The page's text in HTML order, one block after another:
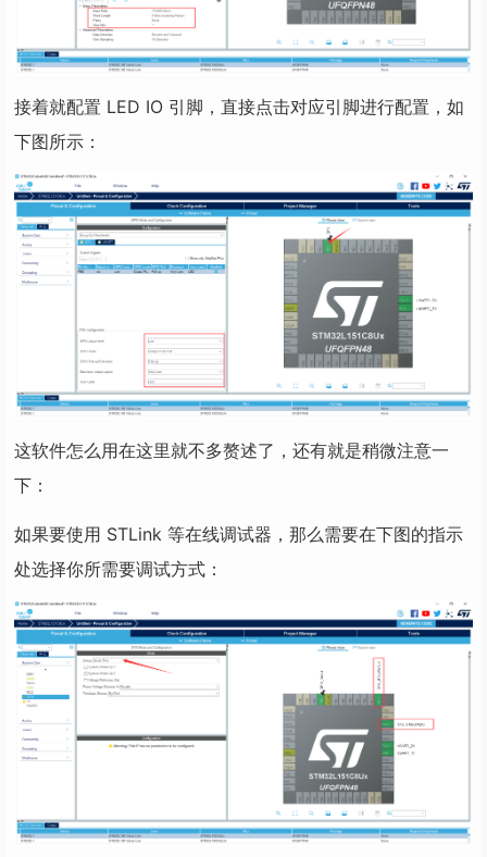
接着就配置 LED IO 引脚，直接点击对应引脚进行配置，如
下图所示：
这软件怎么用在这里就不多赘述了，还有就是稍微注意一
下：
如果要使用 STLink 等在线调试器，那么需要在下图的指示
处选择你所需要调试方式：